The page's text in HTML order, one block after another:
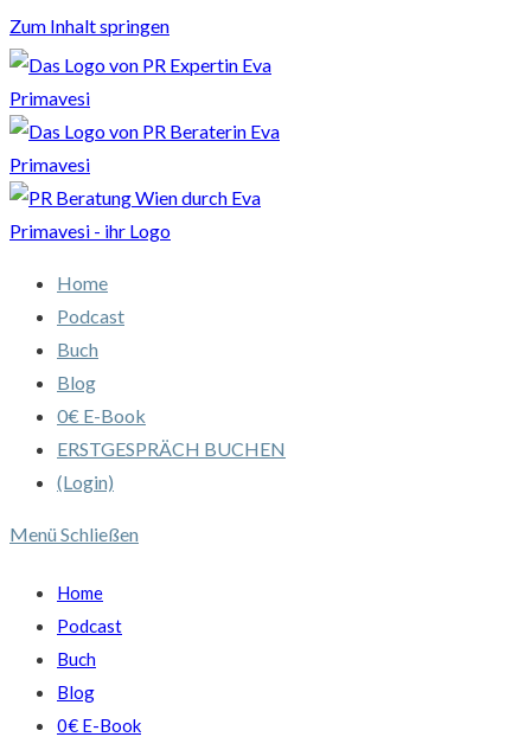
Zum Inhalt springen
Home
Podcast
Buch
Blog
0€ E-Book
ERSTGESPRÄCH BUCHEN
(Login)
Menü Schließen
Home
Podcast
Buch
Blog
0€ E-Book